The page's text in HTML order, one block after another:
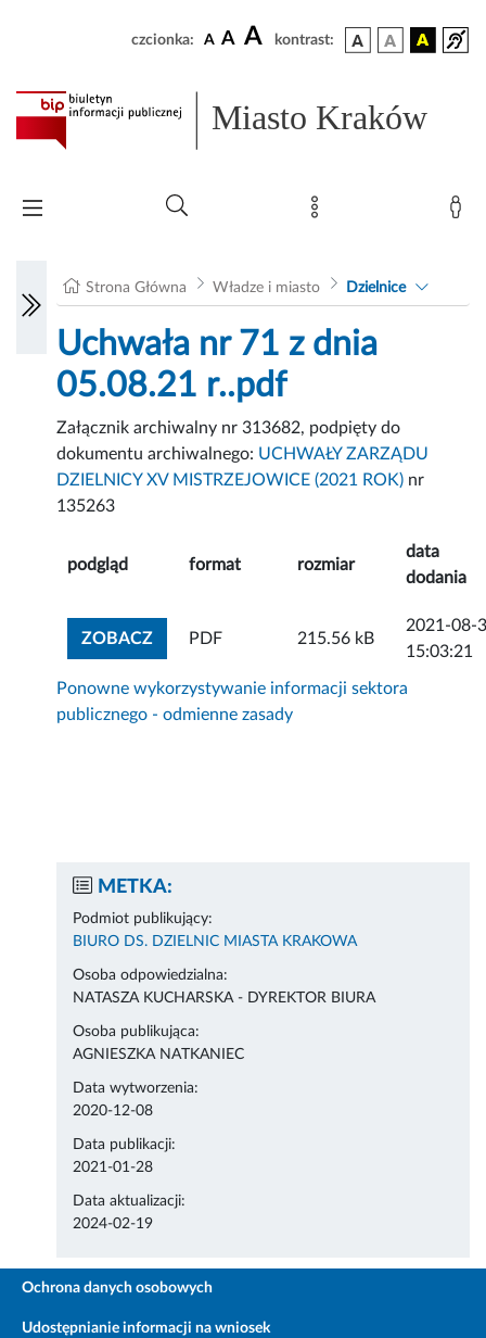
czcionka: A A A kontrast:
Miasto Kraków
Strona Główna Władze i miasto Dzielnice
Uchwała nr 71 z dnia
05.08.21 r..pdf
Załącznik archiwalny nr 313682, podpięty do
dokumentu archiwalnego: UCHWAŁY ZARZĄDU
DZIELNICY XV MISTRZEJOWICE (2021 ROK) nr
135263
podgląd format rozmiar
data
dodania
ZOBACZZOBACZ ZAŁĄCZNIK
PDF 215.56 kB
2021-08-
15:03:21
Ponowne wykorzystywanie informacji sektora
publicznego - odmienne zasady
METKA:
Podmiot publikujący:
BIURO DS. DZIELNIC MIASTA KRAKOWA
Osoba odpowiedzialna:
NATASZA KUCHARSKA - DYREKTOR BIURA
Osoba publikująca:
AGNIESZKA NATKANIEC
Data wytworzenia:
2020-12-08
Data publikacji:
2021-01-28
Data aktualizacji:
2024-02-19
Ochrona danych osobowych
Udostępnianie informacji na wniosek